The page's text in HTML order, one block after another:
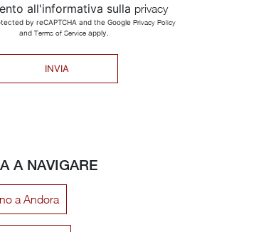
all'informativa sulla privacy
by reCAPTCHA and the Google Privacy Policy
and Terms of Serviceapply.
INVIA
A NAVIGARE
a Andora